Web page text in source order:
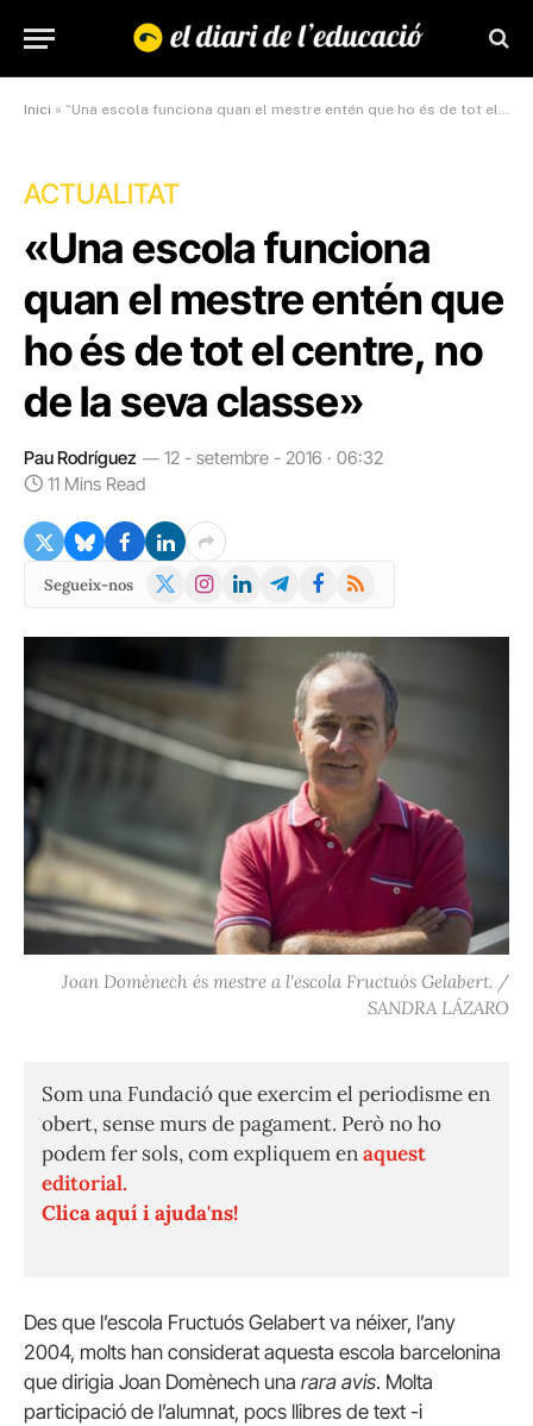
Inici » “Una escola funciona quan el mestre entén que ho és de tot el centre, no de la seva classe”
ACTUALITAT
«Una escola funciona
quan el mestre entén que
ho és de tot el centre, no
de la seva classe»
Pau Rodríguez
12 - setembre - 2016 · 06:32
11 Mins Read
Segueix-nos
X
Instagram
LinkedInTelegramFacebook
RSS
Joan Domènech és mestre a l'escola Fructuós Gelabert. /
SANDRA LÁZARO
Som una Fundació que exercim el periodisme en
obert, sense murs de pagament. Però no ho
podem fer sols, com expliquem enaquest
editorial.
Clica aquí i ajuda'ns!
Des que l’escola Fructuós Gelabert va néixer, l’any
2004, molts han considerat aquesta escola barcelonina
que dirigia Joan Domènech una rara avis. Molta
participació de l’alumnat, pocs llibres de text -i